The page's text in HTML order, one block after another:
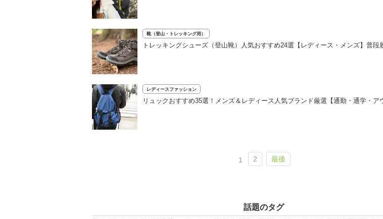
靴（登山・トレッキング用）
トレッキングシューズ（登山靴）人気おすすめ24選【レディース・メンズ】普段
レディースファッション
リュックおすすめ35選！メンズ＆レディース人気ブランド厳選【通勤・通学・ア
1 2 最後
話題のタグ